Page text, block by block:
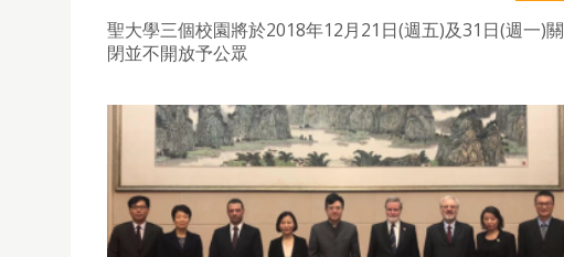
聖大學三個校園將於2018年12月21日(週五)及31日(週一)關
閉並不開放予公眾